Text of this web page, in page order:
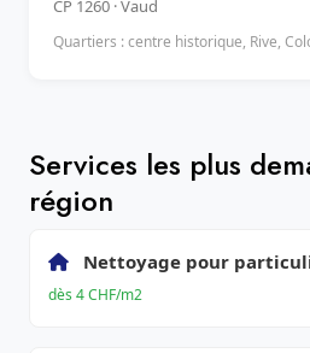
CP 1260 · Vaud
Quartiers : centre historique, Rive,
Services les plus
région
Nettoyage pour
dès 4 CHF/m2